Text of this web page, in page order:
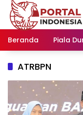
Langsung
konten
Beranda
Piala
ATRBPN